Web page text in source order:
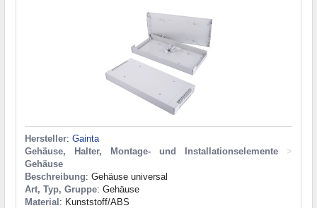
Hersteller: Gainta
Gehäuse, Halter, Montage- und Installationselemente
>
Gehäuse
Beschreibung: Gehäuse universal
Art, Typ, Gruppe: Gehäuse
Material : Kunststoff/ABS